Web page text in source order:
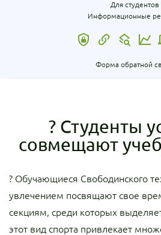
Для студентов
Информационные
Форма обратной
? Студенты
совмещают
? Обучающиеся Свободинского
увлечением посвящают свое
секциям, среди которых
этот вид спорта привлекает